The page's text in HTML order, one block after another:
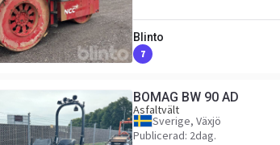
Blinto
7
BOMAG BW 90 AD
Asfaltvält
Sverige, Växjö
Publicerad: 2dag.